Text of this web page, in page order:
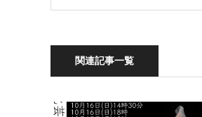
関連記事一覧